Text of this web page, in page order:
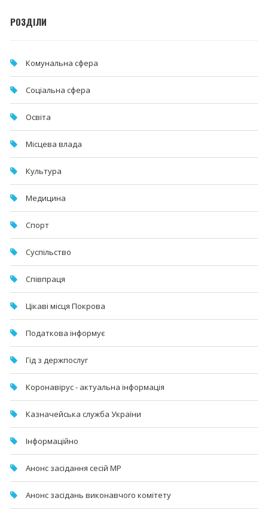
РОЗДІЛИ
Комунальна cфера
Соціальна сфера
Освіта
Місцева влада
Культура
Медицина
Спорт
Суспільство
Співпраця
Цікаві місця Покрова
Податкова інформує
Гід з держпослуг
Коронавірус - актуальна інформація
Казначейська служба України
Інформаційно
Анонс засідання сесій МР
Анонс засідань виконавчого комітету